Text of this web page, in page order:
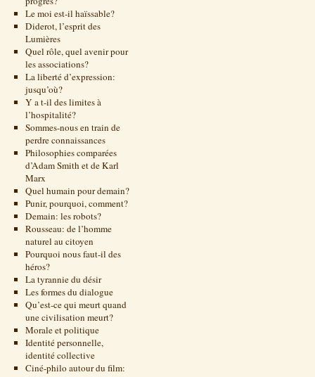
Le moi est-il haïssable?
Diderot, l’esprit des
Lumières
Quel rôle, quel avenir pour
les associations?
La liberté d’expression:
jusqu’où?
Y a t-il des limites à
l’hospitalité?
Sommes-nous en train de
perdre connaissances
Philosophies comparées
d’Adam Smith et de Karl
Marx
Quel humain pour demain?
Punir, pourquoi, comment?
Demain: les robots?
Rousseau: de l’homme
naturel au citoyen
Pourquoi nous faut-il des
héros?
La tyrannie du désir
Les formes du dialogue
Qu’est-ce qui meurt quand
une civilisation meurt?
Morale et politique
Identité personnelle,
identité collective
Ciné-philo autour du film: